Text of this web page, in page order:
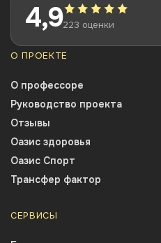
4,9223 оценки
О ПРОЕКТЕ
О профессоре
Руководство проекта
Отзывы
Оазис здоровья
Оазис Спорт
Трансфер фактор
СЕРВИСЫ